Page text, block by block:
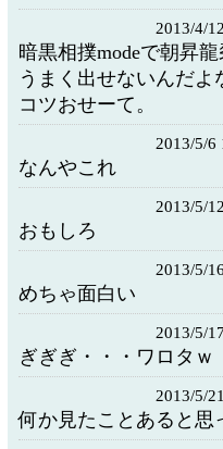
2013/4/
暗黒相撲modeで朝昇
うまく出せないんだよ
コツおせーて。
2013/5/6
なんやこれ
2013/5/
おもしろ
2013/5/
めちゃ面白い
2013/5/
ぎぎぎ・・・ワロタｗ
2013/5/
何か見たことあると思